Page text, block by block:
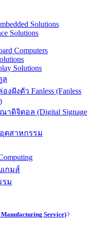
Solutions
Solutions
Computers
Solutions
ล
ฝังตัว Fanless (Fanless
าดิจิตอล (Digital Signage
ตสาหกรรม
กมส์
รม
Service)